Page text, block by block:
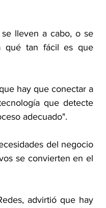
lleven a cabo, o se
qué tan fácil es que
hay que conectar a
que detecte
adecuado".
del negocio
se convierten en el
advirtió que hay